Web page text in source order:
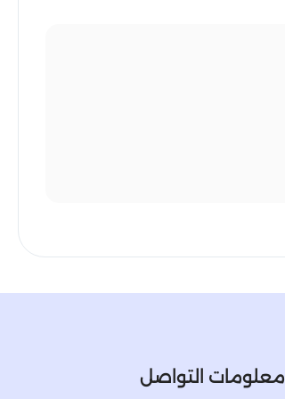
معلومات التواصل